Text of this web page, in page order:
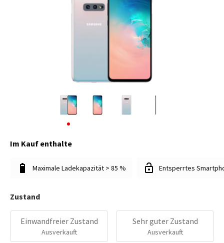
Im Kauf enthalte
Maximale Ladekapazität > 85 % Entsperrtes
Zustand
Einwandfreier Zustand
Ausverkauft
Sehr guter Zustand
Ausverkauft